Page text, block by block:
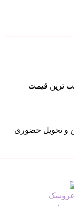
ترین قیمت
و تحویل حضوری